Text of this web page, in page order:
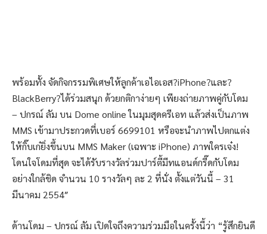
พร้อมทั้ง จัดกิจกรรมพิเศษให้ลูกค้าเอไอเอส?iPhone?และ?
BlackBerry?ได้ร่วมสนุก ด้วยกติกาง่ายๆ เพียงถ่ายภาพคู่กับโดม
– ปกรณ์ ลัม บน Dome online ในมุมสุดครีเอท แล้วส่งเป็นภาพ
MMS เข้ามาประกวดที่เบอร์ 6699101 หรือจะนำภาพไปตกแต่ง
ให้กิ๊บเก๋ยิ่งขึ้นบน MMS Maker (เฉพาะ iPhone) ภาพใครเจ๋ง!
โดนใจโดมที่สุด จะได้รับรางวัลร่วมปาร์ตี้มีทแอนด์กรี๊ดกับโดม
อย่างใกล้ชิด จำนวน 10 รางวัลๆ ละ 2 ที่นั่ง ตั้งแต่วันนี้ – 31
มีนาคม 2554″
ด้านโดม – ปกรณ์ ลัม เปิดใจถึงความร่วมมือในครั้งนี้ว่า “รู้สึกยินดี